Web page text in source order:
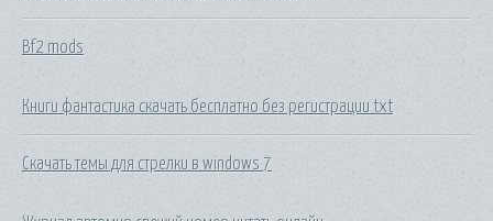
Bf2 mods
Книги фантастика скачать бесплатно без регистрации txt
Скачать темы для стрелки в windows 7